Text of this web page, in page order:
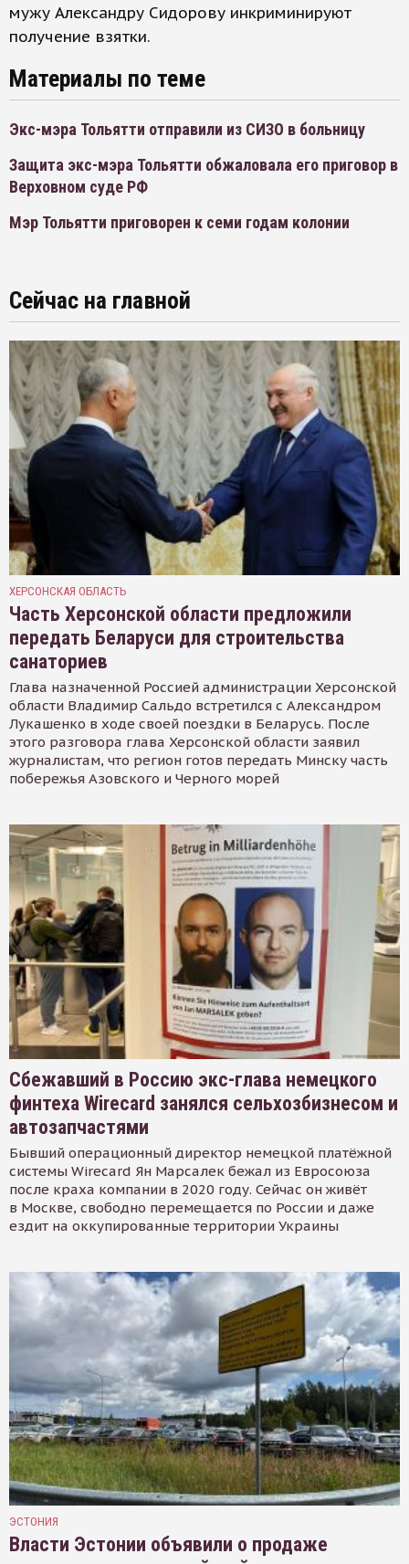
мужу Александру Сидорову инкриминируют
получение взятки.
Материалы по теме
Экс-мэра Тольятти отправили из СИЗО в больницу
Защита экс-мэра Тольятти обжаловала его приговор в
Верховном суде РФ
Мэр Тольятти приговорен к семи годам колонии
Сейчас на главной
ХЕРСОНСКАЯ ОБЛАСТЬ
Часть Херсонской области предложили
передать Беларуси для строительства
санаториев
Глава назначенной Россией администрации Херсонской
области Владимир Сальдо встретился с Александром
Лукашенко в ходе своей поездки в Беларусь. После
этого разговора глава Херсонской области заявил
журналистам, что регион готов передать Минску часть
побережья Азовского и Черного морей
Сбежавший в Россию экс-глава немецкого
финтеха Wirecard занялся сельхозбизнесом и
автозапчастями
Бывший операционный директор немецкой платёжной
системы Wirecard Ян Марсалек бежал из Евросоюза
после краха компании в 2020 году. Сейчас он живёт
в Москве, свободно перемещается по России и даже
ездит на оккупированные территории Украины
ЭСТОНИЯ
Власти Эстонии объявили о продаже